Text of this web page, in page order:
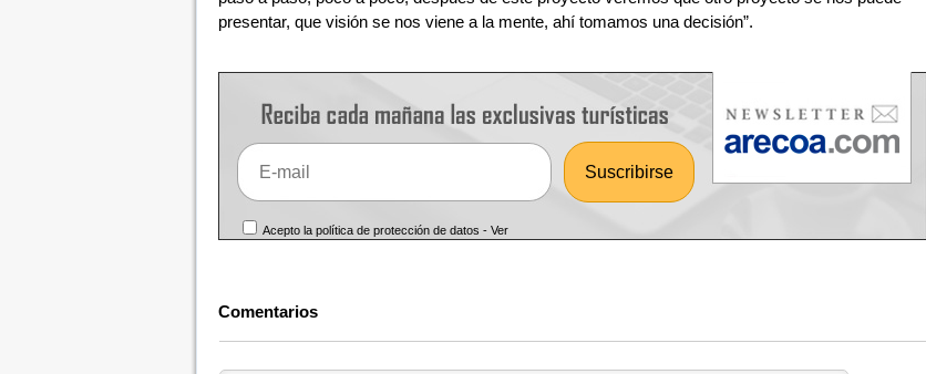
presentar, que visión se nos viene a la mente, ahí tomamos una decisión”.
Acepto la política de protección de datos -Ver
Comentarios